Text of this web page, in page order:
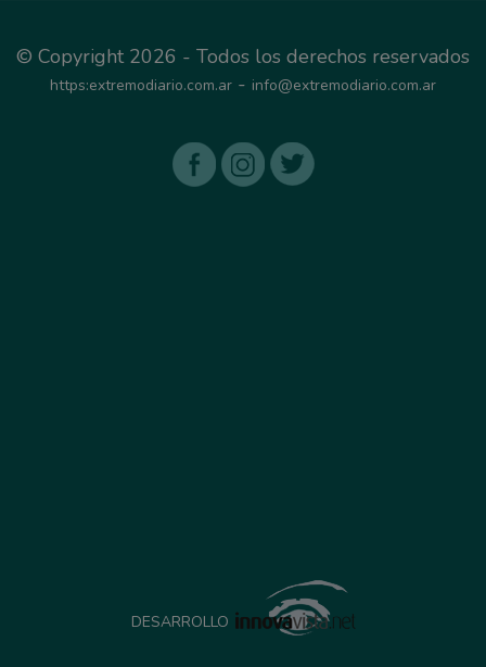
© Copyright 2026 - Todos los derechos reservados
https:extremodiario.com.ar - info@extremodiario.com.ar
DESARROLLO